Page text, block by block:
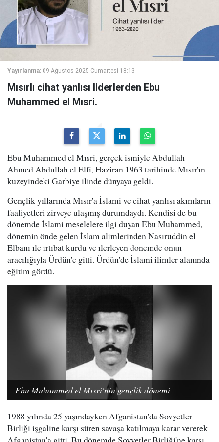
Yayınlanma: 09 Ağustos 2025 Cumartesi 18:13
Mısırlı cihat yanlısı liderlerden Ebu
Muhammed el Mısri.
Ebu Muhammed el Mısri, gerçek ismiyle Abdullah
Ahmed Abdullah el Elfi, Haziran 1963 tarihinde Mısır'ın
kuzeyindeki Garbiye ilinde dünyaya geldi.
Gençlik yıllarında Mısır'a İslami ve cihat yanlısı akımların
faaliyetleri zirveye ulaşmış durumdaydı. Kendisi de bu
dönemde İslami meselelere ilgi duyan Ebu Muhammed,
dönemin önde gelen İslam alimlerinden Nasıruddin el
Elbani ile irtibat kurdu ve ilerleyen dönemde onun
aracılığıyla Ürdün'e gitti. Ürdün'de İslami ilimler alanında
eğitim gördü.
Ebu Muhammed el Mısri'nin gençlik dönemi
1988 yılında 25 yaşındayken Afganistan'da Sovyetler
Birliği işgaline karşı süren savaşa katılmaya karar vererek
Afganistan'a gitti. Bu dönemde Sovyetler Birliği'ne karşı